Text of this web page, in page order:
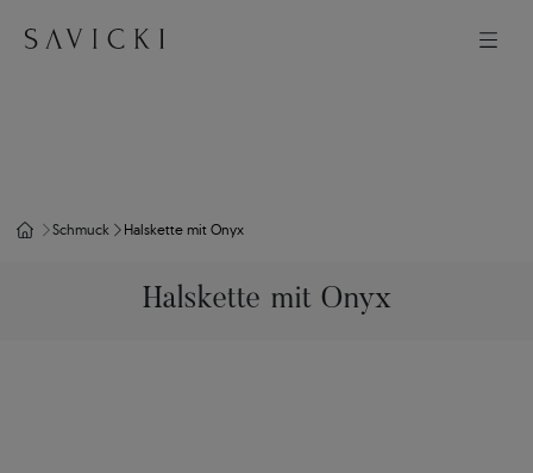
Schmuck Halskette mit Onyx
Halskette mit Onyx